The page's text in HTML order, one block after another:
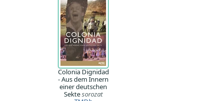
Colonia Dignidad
- Aus dem Innern
einer deutschen
Sektesorozat